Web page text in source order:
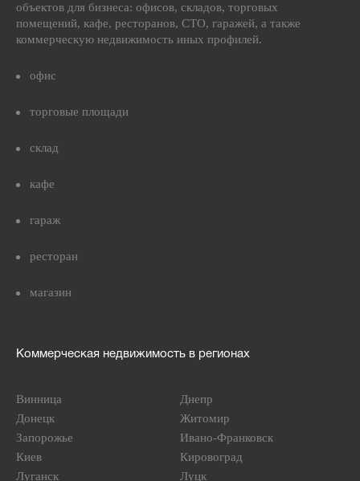
объектов для бизнеса: офисов, складов, торговых
помещений, кафе, ресторанов, СТО, гаражей, а также
коммерческую недвижимость иных профилей.
офис
торговые площади
склад
кафе
гараж
ресторан
магазин
Коммерческая недвижимость в регионах
Винница
Днепр
Донецк
Житомир
Запорожье
Ивано-Франковск
Киев
Кировоград
Луганск
Луцк